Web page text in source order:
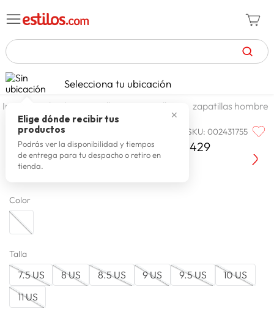
TÉRMINOS MÁS BUSCADOS
1. zapatillas mujer
2. celulares
3. zapatillas hombre
4. zapatillas
6.
7.
9. terrex
10. lavadora
Selecciona tu ubicación
✕
Elige dónde recibir tus
productos
Podrás ver la disponibilidad y tiempos
de entrega para tu despacho o retiro en
tienda.
calzado y zapatillas zapatillas zapatillas hombre
REEBOK SKU:002431755
Reebok Zapatilla Hombre 100245429
Color
Talla
7.5 US 8 US 8.5 US 9 US 9.5 US
10 US
11 US